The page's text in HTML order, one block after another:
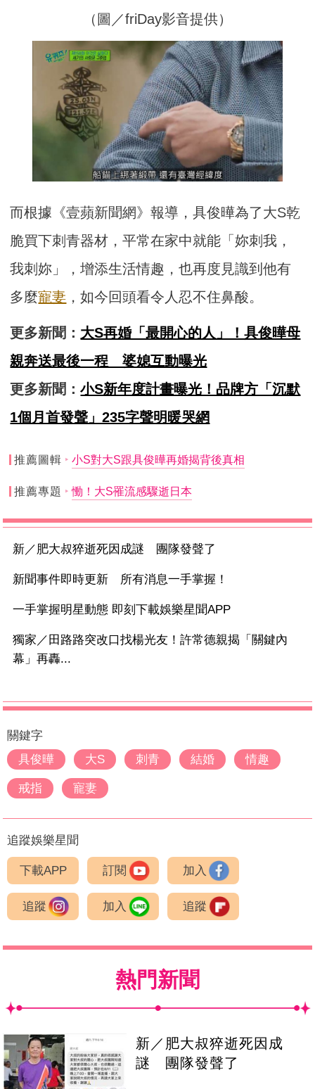
（圖／friDay影音提供）
而根據《壹蘋新聞網》報導，具俊曄為了大S乾
脆買下刺青器材，平常在家中就能「妳刺我，
我刺妳」，增添生活情趣，也再度見識到他有
多麼寵妻 ，如今回頭看令人忍不住鼻酸。
更多新聞： 大S再婚「最開心的人」！具俊曄母
親奔送最後一程 婆媳互動曝光
更多新聞：小S新年度計畫曝光！品牌方「沉默
1個月首發聲」235字聲明暖哭網
推薦圖輯 小S對大S跟具俊曄再婚揭背後真相
推薦專題 慟！大S罹流感驟逝日本
新／肥大叔猝逝死因成謎 團隊發聲了
新聞事件即時更新 所有消息一手掌握！
一手掌握明星動態 即刻下載娛樂星聞APP
獨家／田路路突改口找楊光友！許常德親揭「關鍵內
幕」再轟...
關鍵字
具俊曄
大S 刺青 結婚 情趣
戒指 寵妻
追蹤娛樂星聞
下載APP 訂閱 加入
追蹤 加入 追蹤
熱門新聞
新／肥大叔猝逝死因成
謎 團隊發聲了